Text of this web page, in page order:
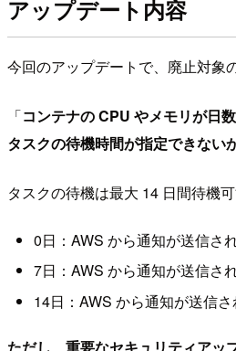
アップデート内容
今回のアップデートで、廃止対象
「コンテナの CPU やメモリが日
タスクの待機時間が指定できない
タスクの待機は最大 14 日間待機
0日：AWS から通知が送信さ
7日：AWS から通知が送信さ
14日：AWS から通知が送信